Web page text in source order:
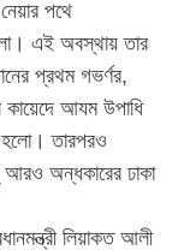
পথে
এই অবস্থায় তার
প্রথম গভর্ণর,
কায়েদে আযম উপাধি
হলো। তারপরও
আরও অন্ধকারের ঢাকা
লিয়াকত আলী